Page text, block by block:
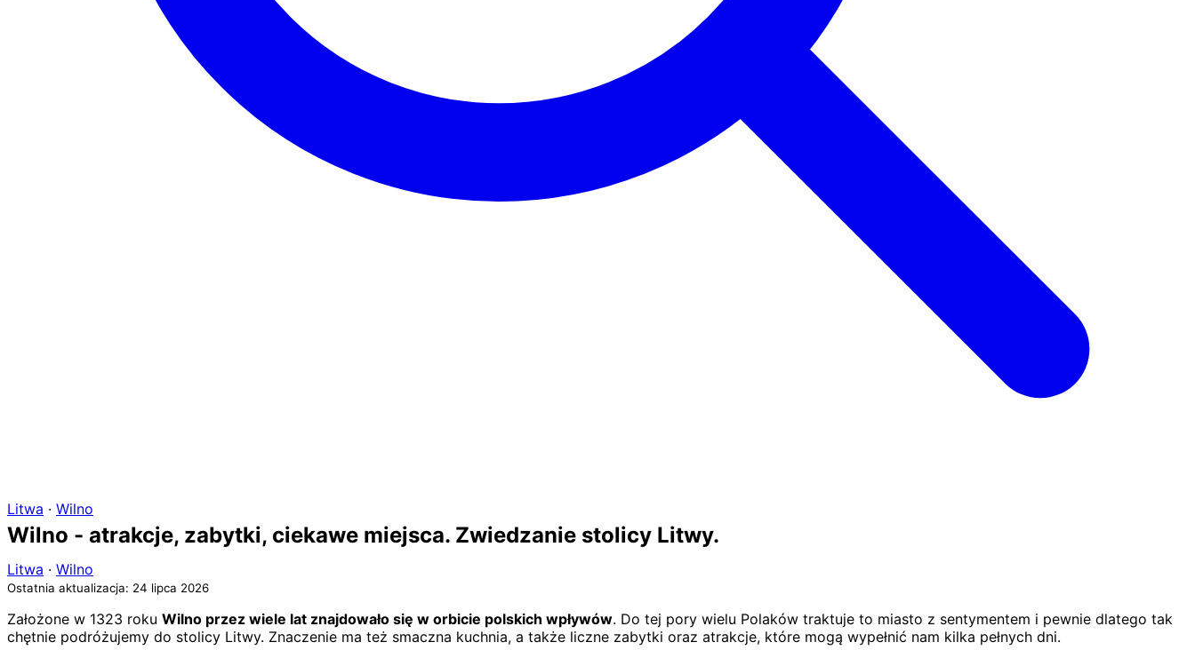
Litwa · Wilno
Wilno - atrakcje, zabytki, ciekawe miejsca. Zwiedzanie stolicy Litwy.
Litwa · Wilno
Ostatnia aktualizacja: 24 lipca 2026
Założone w 1323 roku Wilno przez wiele lat znajdowało się w orbicie polskich wpływów. Do tej pory wielu Polaków traktuje to miasto z sentymentem i pewnie dlatego tak
chętnie podróżujemy do stolicy Litwy. Znaczenie ma też smaczna kuchnia, a także liczne zabytki oraz atrakcje, które mogą wypełnić nam kilka pełnych dni.